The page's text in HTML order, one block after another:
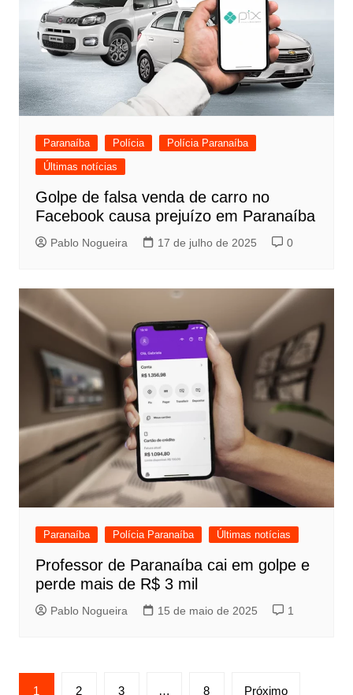
Paranaíba Polícia
Polícia Paranaíba
Últimas notícias
Golpe de falsa venda de carro no
Facebook causa prejuízo em Paranaíba
Pablo Nogueira 17 de julho de 2025 0
Paranaíba Polícia Paranaíba Últimas notícias
Professor de Paranaíba cai em golpe e
perde mais de R$ 3 mil
Pablo Nogueira 15 de maio de 2025 1
Paginação
1 2 3 … 8 Próximo